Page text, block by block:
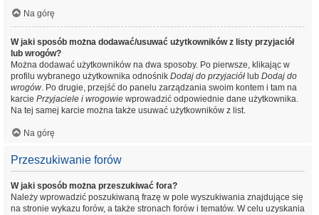
Na górę
W jaki sposób można dodawać/usuwać użytkowników z listy przyjaciół
lub wrogów?
Można dodawać użytkowników na dwa sposoby. Po pierwsze, klikając w
profilu wybranego użytkownika odnośnik Dodaj do przyjaciół lub Dodaj do
wrogów. Po drugie, przejść do panelu zarządzania swoim kontem i tam na
karcie Przyjaciele i wrogowie wprowadzić odpowiednie dane użytkownika.
Na tej samej karcie można także usuwać użytkowników z list.
Na górę
Przeszukiwanie forów
W jaki sposób można przeszukiwać fora?
Należy wprowadzić poszukiwaną frazę w pole wyszukiwania znajdujące się
na stronie wykazu forów, a także stronach forów i tematów. W celu uzyskania